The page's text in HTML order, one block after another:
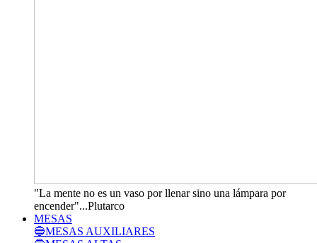
"La mente no es un vaso por llenar sino una lámpara por
encender"...Plutarco
MESAS
🔵MESAS AUXILIARES